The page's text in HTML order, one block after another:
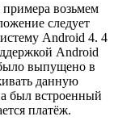
возьмем
следует
Android 4. 4
Android
выпущено в
данную
был встроенный
платёж.